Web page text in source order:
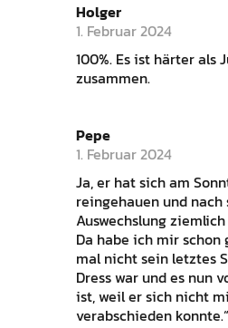
Holger
1. Februar 2024
100%. Es ist härter als
zusammen.
Pepe
1. Februar 2024
Ja, er hat sich am
reingehauen und nach
Auswechslung
Da habe ich mir schon
mal nicht sein letztes
Dress war und es nun
ist, weil er sich nicht
verabschieden konnte.“